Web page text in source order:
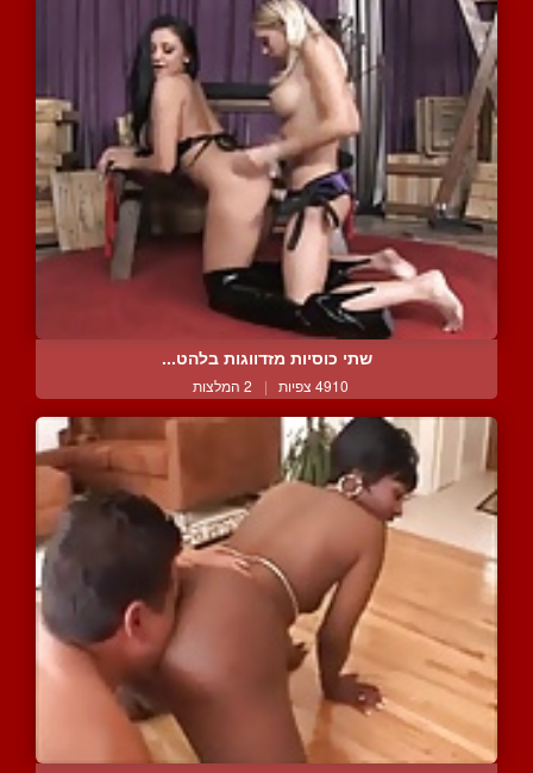
שתי כוסיות מזדווגות בלהט...
4910 צפיות | 2 המלצות